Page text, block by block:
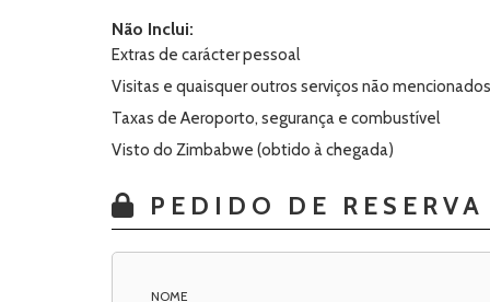
Não Inclui:
Extras de carácter pessoal
Visitas e quaisquer outros serviços não mencionados
Taxas de Aeroporto, segurança e combustível
Visto do Zimbabwe (obtido à chegada)
PEDIDO DE RESERVA
NOME